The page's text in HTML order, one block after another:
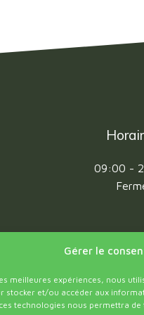
Gérer le
meilleures expériences, nous
stocker et/ou accéder aux
technologies nous permettra
09:00 -